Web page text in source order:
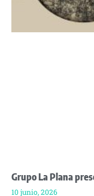
Grupo La Plana
10 junio, 2026